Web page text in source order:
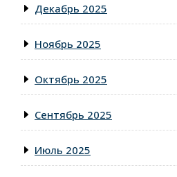
Декабрь 2025
Ноябрь 2025
Октябрь 2025
Сентябрь 2025
Июль 2025